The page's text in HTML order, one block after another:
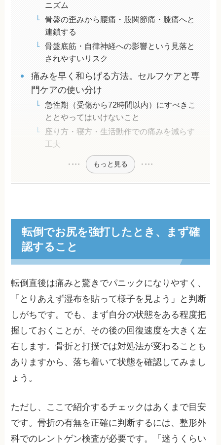
ニズム
骨盤の歪みから腰痛・股関節痛・膝痛へと
連鎖する
骨盤底筋・自律神経への影響という見落と
されやすいリスク
痛みを早く和らげる方法。セルフケアと専
門ケアの使い分け
急性期（受傷から72時間以内）にすべきこ
ととやってはいけないこと
座り方・寝方・生活動作での痛みを減らす
工夫
もっと見る
転倒でお尻を強打したとき、まず確
認すること
転倒直後は痛みと驚きでパニックになりやすく、
「とりあえず湿布を貼って様子を見よう」と判断
しがちです。でも、まず自分の状態をある程度把
握しておくことが、その後の回復速度を大きく左
右します。骨折と打撲では対処法が変わることも
ありますから、落ち着いて状態を確認してみまし
ょう。
ただし、ここで紹介するチェックはあくまで目安
です。骨折の有無を正確に判断するには、整形外
科でのレントゲン検査が必要です。「迷うくらい